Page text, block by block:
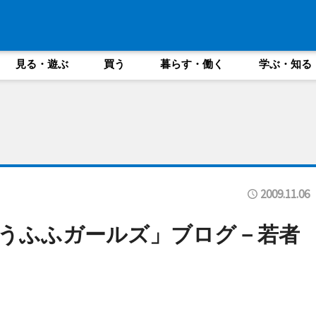
見る・遊ぶ 買う 暮らす・働く 学ぶ・知る
2009.11.06
ふふガールズ」ブログ－若者